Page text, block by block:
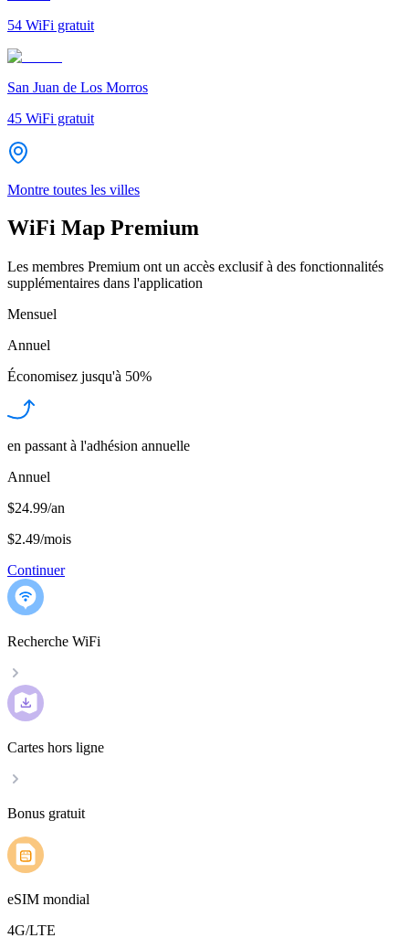
54 WiFi gratuit
San Juan de Los Morros
45 WiFi gratuit
Montre toutes les villes
WiFi Map Premium
Les membres Premium ont un accès exclusif à des fonctionnalités
supplémentaires dans l'application
Mensuel
Annuel
Économisez jusqu'à 50%
en passant à l'adhésion annuelle
Annuel
$24.99/an
$2.49/mois
Continuer
Recherche WiFi
Cartes hors ligne
Bonus gratuit
eSIM mondial
4G/LTE